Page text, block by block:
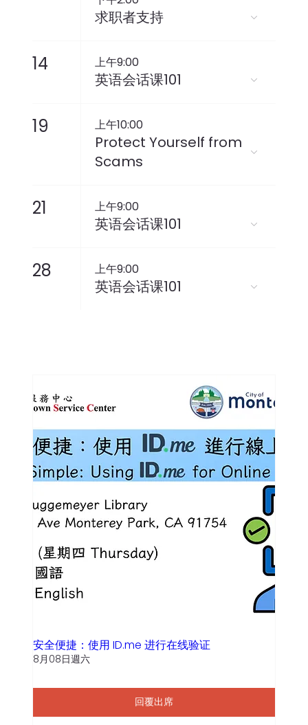
求职者支持
14 上午9:00
英语会话课101
19 上午10:00
Protect Yourself from
Scams
21 上午9:00
英语会话课101
28 上午9:00
英语会话课101
安全便捷：使用 ID.me 进行在线验证
8月08日週六
回覆出席